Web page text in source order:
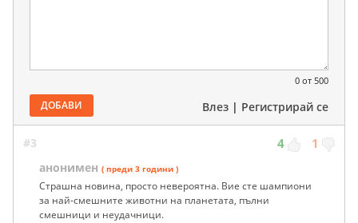
0 от 500
ДОБАВИ Влез | Регистрирай се
#3 4 1
анонимен ( преди 3 години )
Страшна новина, просто невероятна. Вие сте шампиони
за най-смешните животни на планетата, пълни
смешници и неудачници.